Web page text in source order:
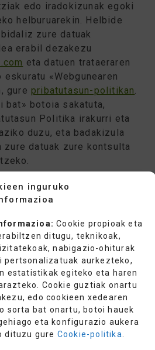
inguruko
Cookie propioak eta
ditugu, teknikoak,
nabigazio-ohiturak
pertsonalizatuak aurkezteko,
estatistikak egiteko eta haren
Cookie guztiak onartu
edo cookieen xedearen
sorta bat onartu, botoi hauek
eta konfigurazio aukera
dituzu gure Cookie-politika
edo iradokizunak egoki
helburuarekin. Helbide
zure datuak
erabil dezakezu
eta datuen trataeraren
«Webgunearen
gure pribatutasun-politikan.
bat» botoia sakatuta,
Politika irakurri eta
duzu, eta badakizula
datuak zure kontsulta
info@science-bits.com
datuak?
ZURE DATUAK